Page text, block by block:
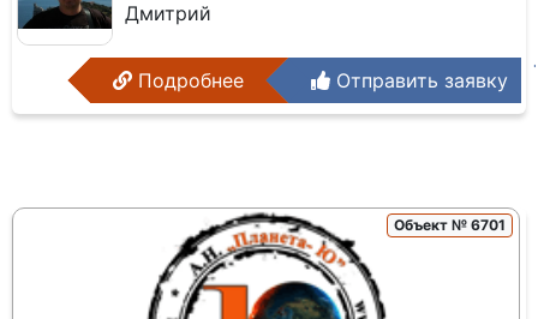
Дмитрий
Подробнее Отправить заявку
Объект № 6701